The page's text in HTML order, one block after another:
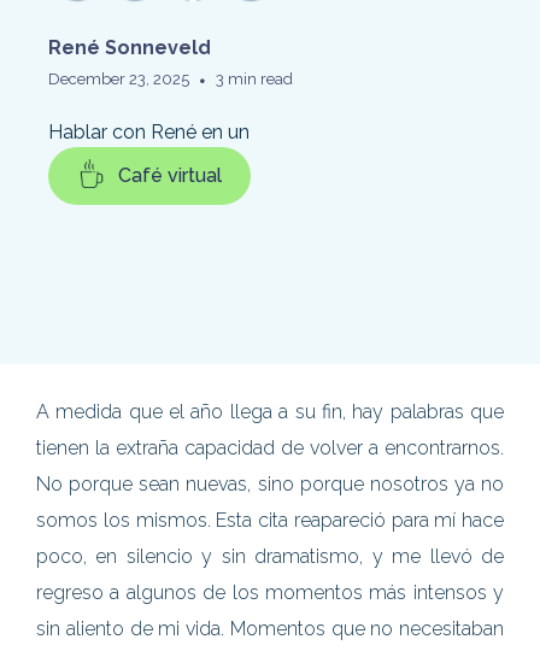
December 23, 2025 • 3 min read
René Sonneveld
Hablar con René en un
Café virtual
A medida que el año llega a su fin, hay palabras que
tienen la extraña capacidad de volver a encontrarnos.
No porque sean nuevas, sino porque nosotros ya no
somos los mismos. Esta cita reapareció para mí hace
poco, en silencio y sin dramatismo, y me llevó de
regreso a algunos de los momentos más intensos y
sin aliento de mi vida. Momentos que no necesitaban